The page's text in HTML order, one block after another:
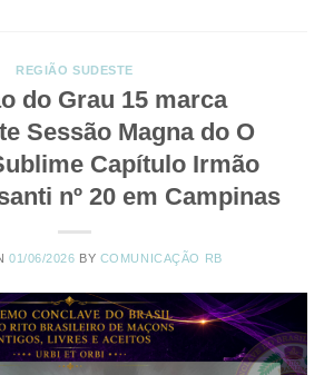
REGIÃO SUDESTE
do Grau 15 marca
Sessão Magna do O
Capítulo Irmão
nº 20 em Campinas
01/06/2026 BY COMUNICAÇÃO RB